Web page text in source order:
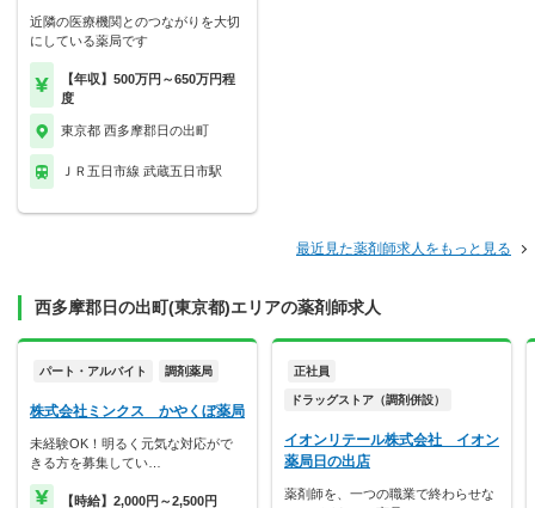
近隣の医療機関とのつながりを大切
にしている薬局です
【年収】500万円～650万円程
度
東京都 西多摩郡日の出町
ＪＲ五日市線 武蔵五日市駅
最近見た薬剤師求人をもっと見る
西多摩郡日の出町(東京都)エリアの薬剤師求人
パート・アルバイト 調剤薬局
株式会社ミンクス かやくぼ薬局
未経験OK！明るく元気な対応がで
きる方を募集してい…
【時給】2,000円～2,500円
正社員
ドラッグストア（調剤併設）
イオンリテール株式会社 イオン
薬局日の出店
薬剤師を、一つの職業で終わらせな